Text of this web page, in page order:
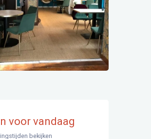
en
voor vandaag
bekijken